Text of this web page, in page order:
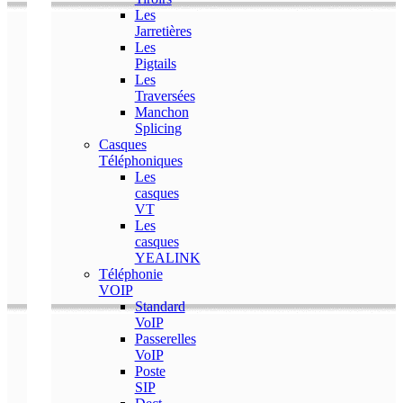
Les
Jarretières
Les
Pigtails
Les
Traversées
Manchon
Splicing
Casques
Téléphoniques
Les
casques
VT
Les
casques
YEALINK
Téléphonie
VOIP
Standard
VoIP
Passerelles
VoIP
Poste
SIP